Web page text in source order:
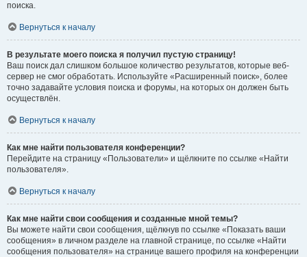
поиска.
Вернуться к началу
В результате моего поиска я получил пустую страницу!
Ваш поиск дал слишком большое количество результатов, которые веб-
сервер не смог обработать. Используйте «Расширенный поиск», более
точно задавайте условия поиска и форумы, на которых он должен быть
осуществлён.
Вернуться к началу
Как мне найти пользователя конференции?
Перейдите на страницу «Пользователи» и щёлкните по ссылке «Найти
пользователя».
Вернуться к началу
Как мне найти свои сообщения и созданные мной темы?
Вы можете найти свои сообщения, щёлкнув по ссылке «Показать ваши
сообщения» в личном разделе на главной странице, по ссылке «Найти
сообщения пользователя» на странице вашего профиля на конференции